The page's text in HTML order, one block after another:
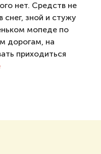
нет. Средств не
зной и стужу
мопеде по
дорогам, на
приходиться